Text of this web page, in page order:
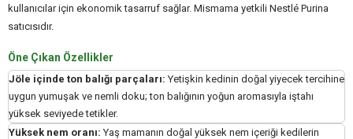
kullanıcılar için ekonomik tasarruf sağlar. Mismama yetkili Nestlé Purina
satıcısıdır.
Öne Çıkan Özellikler
Jöle içinde ton balığı parçaları: Yetişkin kedinin doğal yiyecek tercihine
uygun yumuşak ve nemli doku; ton balığının yoğun aromasıyla iştahı
yüksek seviyede tetikler.
Yüksek nem oranı: Yaş mamanın doğal yüksek nem içeriği kedilerin